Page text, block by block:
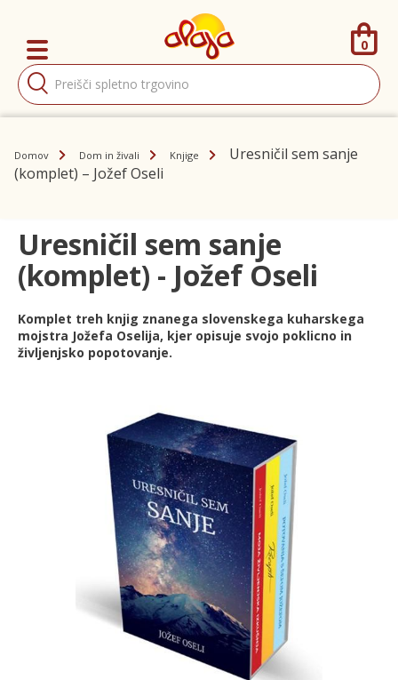
Products
search
0
Domov Dom in živali Knjige
Uresničil sem sanje
(komplet) – Jožef Oseli
Uresničil sem sanje
(komplet) - Jožef Oseli
Komplet treh knjig znanega slovenskega kuharskega
mojstra Jožefa Oselija, kjer opisuje svojo poklicno in
življenjsko popotovanje.